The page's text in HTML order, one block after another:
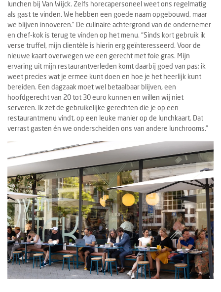
lunchen bij Van Wijck. Zelfs horecapersoneel weet ons regelmatig
als gast te vinden. We hebben een goede naam opgebouwd, maar
we blijven innoveren.” De culinaire achtergrond van de ondernemer
en chef-kok is terug te vinden op het menu. “Sinds kort gebruik ik
verse truffel, mijn clientèle is hierin erg geïnteresseerd. Voor de
nieuwe kaart overwegen we een gerecht met foie gras. Mijn
ervaring uit mijn restaurantverleden komt daarbij goed van pas; ik
weet precies wat je ermee kunt doen en hoe je het heerlijk kunt
bereiden. Een dagzaak moet wel betaalbaar blijven, een
hoofdgerecht van 20 tot 30 euro kunnen en willen wij niet
serveren. Ik zet de gebruikelijke gerechten die je op een
restaurantmenu vindt, op een leuke manier op de lunchkaart. Dat
verrast gasten én we onderscheiden ons van andere lunchrooms.”